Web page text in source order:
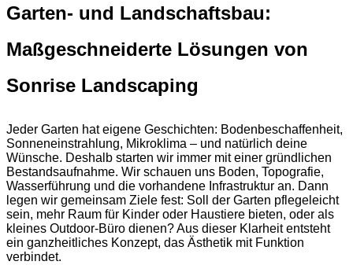
Garten- und Landschaftsbau:
Maßgeschneiderte Lösungen von
Sonrise Landscaping
Jeder Garten hat eigene Geschichten: Bodenbeschaffenheit,
Sonneneinstrahlung, Mikroklima – und natürlich deine
Wünsche. Deshalb starten wir immer mit einer gründlichen
Bestandsaufnahme. Wir schauen uns Boden, Topografie,
Wasserführung und die vorhandene Infrastruktur an. Dann
legen wir gemeinsam Ziele fest: Soll der Garten pflegeleicht
sein, mehr Raum für Kinder oder Haustiere bieten, oder als
kleines Outdoor-Büro dienen? Aus dieser Klarheit entsteht
ein ganzheitliches Konzept, das Ästhetik mit Funktion
verbindet.